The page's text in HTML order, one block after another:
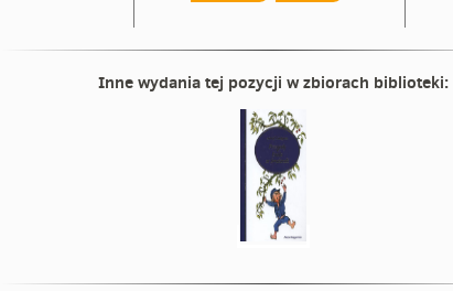
Inne wydania tej pozycji w zbiorach biblioteki: